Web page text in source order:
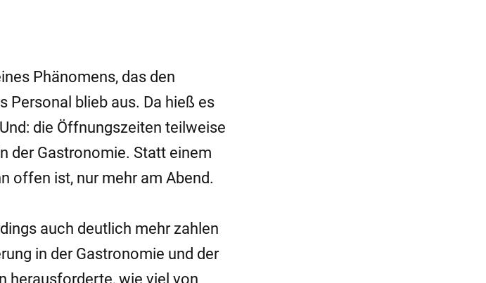
Phänomens, das den
Personal blieb aus. Da hieß es
die Öffnungszeiten teilweise
der Gastronomie. Statt einem
offen ist, nur mehr am Abend.
auch deutlich mehr zahlen
in der Gastronomie und der
herausforderte, wie viel von